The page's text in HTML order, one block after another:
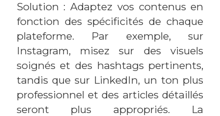
Solution : Adaptez vos contenus en
fonction des spécificités de chaque
plateforme. Par exemple, sur
Instagram, misez sur des visuels
soignés et des hashtags pertinents,
tandis que sur LinkedIn, un ton plus
professionnel et des articles détaillés
seront plus appropriés. La